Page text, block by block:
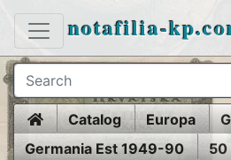
notafilia-
HomeCatalog Europa
Germania Est 1949-90
50